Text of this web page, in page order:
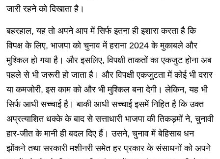
जारी रहने को दिखाता है।
बहरहाल, यह तो अपने आप में सिर्फ इतना ही इशारा करता है कि
विपक्ष के लिए, भाजपा को चुनाव में हराना 2024 के मुकाबले और
मुश्किल हो गया है। और इसलिए, विपक्षी ताकतों का एकजुट होना अब
पहले से भी जरूरी हो जाता है। और विपक्षी एकजुटता में कोई भी दरार
या कमजोरी, इस काम को और भी मुश्किल बना देगी। लेकिन, यह भी
सिर्फ आधी सच्चाई है। बाकी आधी सच्चाई इसमें निहित है कि उक्त
अप्रत्याशित धक्के के बाद से सत्ताधारी भाजपा की तिकड़मों ने, चुनावी
हार-जीत के मानी ही बदल दिए हैं। उसने, चुनाव में बेहिसाब धन
झोंकने तथा सरकारी मशीनरी समेत हर प्रकार के संसाधनों को अपने